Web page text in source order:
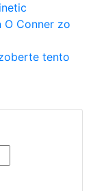
O Conner zo
tento